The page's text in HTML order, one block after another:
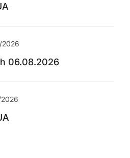
06.08.2026